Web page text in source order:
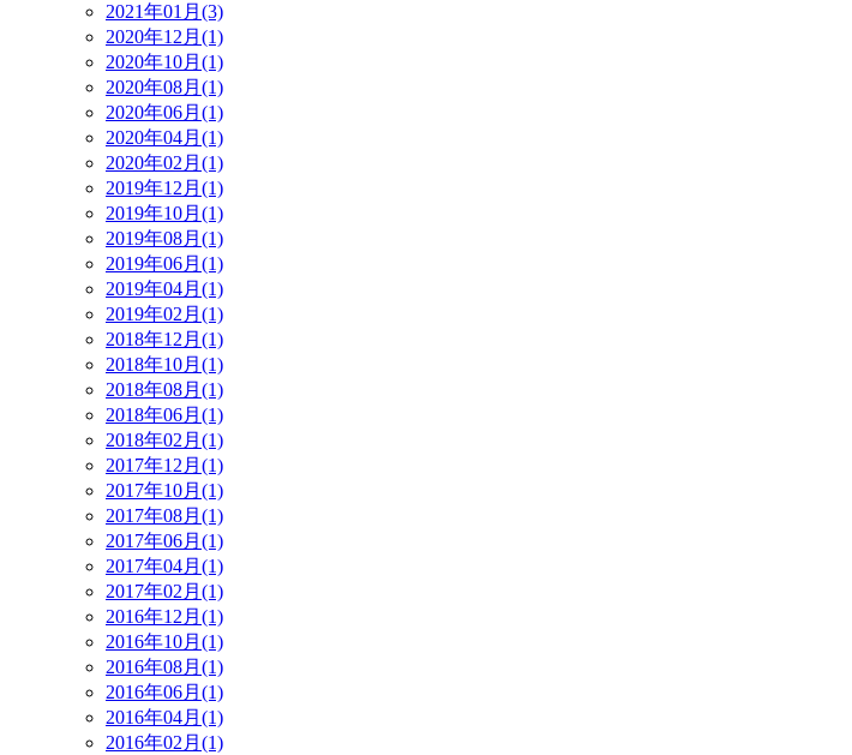
2021年01月(3)
2020年12月(1)
2020年10月(1)
2020年08月(1)
2020年06月(1)
2020年04月(1)
2020年02月(1)
2019年12月(1)
2019年10月(1)
2019年08月(1)
2019年06月(1)
2019年04月(1)
2019年02月(1)
2018年12月(1)
2018年10月(1)
2018年08月(1)
2018年06月(1)
2018年02月(1)
2017年12月(1)
2017年10月(1)
2017年08月(1)
2017年06月(1)
2017年04月(1)
2017年02月(1)
2016年12月(1)
2016年10月(1)
2016年08月(1)
2016年06月(1)
2016年04月(1)
2016年02月(1)